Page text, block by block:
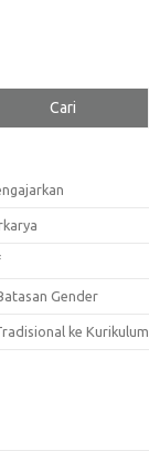
Cari
Gender
ke Kurikulum